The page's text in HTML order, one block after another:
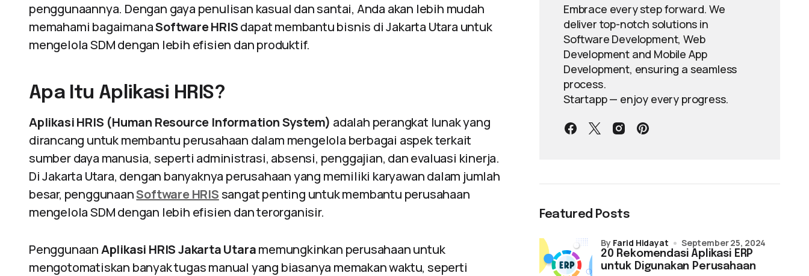
penggunaannya. Dengan gaya penulisan kasual dan santai, Anda akan lebih mudah
memahami bagaimanaSoftware HRISdapat membantu bisnis di Jakarta Utara untuk
mengelola SDM dengan lebih efisien dan produktif.
Apa Itu Aplikasi HRIS?
Aplikasi HRIS (Human Resource Information System) adalah perangkat lunak yang
dirancang untuk membantu perusahaan dalam mengelola berbagai aspek terkait
sumber daya manusia, seperti administrasi, absensi, penggajian, dan evaluasi kinerja.
Di Jakarta Utara, dengan banyaknya perusahaan yang memiliki karyawan dalam jumlah
besar, penggunaanSoftware HRIS sangat penting untuk membantu perusahaan
mengelola SDM dengan lebih efisien dan terorganisir.
PenggunaanAplikasi HRIS Jakarta Utaramemungkinkan perusahaan untuk
mengotomatiskan banyak tugas manual yang biasanya memakan waktu, seperti
Embrace every step forward. We
deliver top-notch solutions in
Software Development, Web
Development and Mobile App
Development, ensuring a seamless
process.
Startapp — enjoy every progress.
Featured Posts
20 Rekomendasi Aplikasi ERP
untuk Digunakan Perusahaan
by Farid Hidayat September 25, 2024